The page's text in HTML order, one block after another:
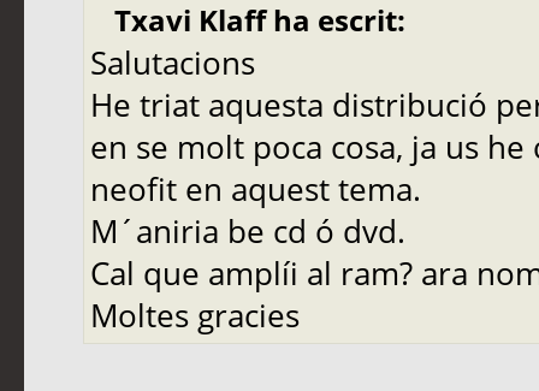
Txavi Klaff ha escrit:
Salutacions
He triat aquesta distribució
en se molt poca cosa, ja us
neofit en aquest tema.
M´aniria be cd ó dvd.
Cal que amplíi al ram? ara
Moltes gracies